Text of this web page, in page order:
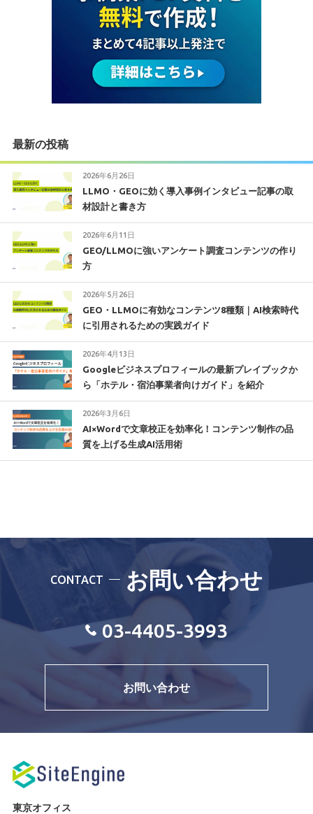
最新の投稿
2026年6月26日
LLMO・GEOに効く導入事例インタビュー記事の取
材設計と書き方
2026年6月11日
GEO/LLMOに強いアンケート調査コンテンツの作り
方
2026年5月26日
GEO・LLMOに有効なコンテンツ8種類｜AI検索時代
に引用されるための実践ガイド
2026年4月13日
Googleビジネスプロフィールの最新プレイブックか
ら「ホテル・宿泊事業者向けガイド」を紹介
2026年3月6日
AI×Wordで文章校正を効率化！コンテンツ制作の品
質を上げる生成AI活用術
CONTACT お問い合わせ
03-4405-3993
お問い合わせ
東京オフィス